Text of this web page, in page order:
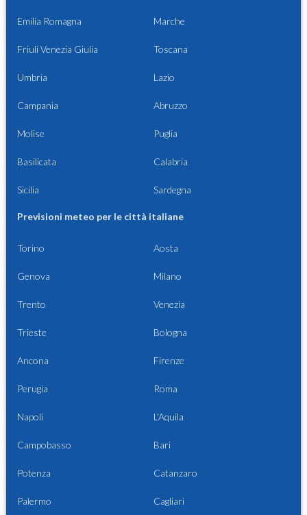
Emilia Romagna Marche
Friuli Venezia Giulia Toscana
Umbria Lazio
Campania Abruzzo
Molise Puglia
Basilicata Calabria
Sicilia Sardegna
Previsioni meteo per le città italiane
Torino Aosta
Genova Milano
Trento Venezia
Trieste Bologna
Ancona Firenze
Perugia Roma
Napoli L'Aquila
Campobasso Bari
Potenza Catanzaro
Palermo Cagliari